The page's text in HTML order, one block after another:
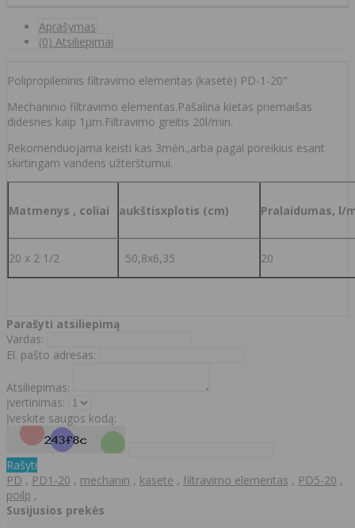
Aprašymas
(0) Atsiliepimai
Polipropileninis filtravimo elementas (kasetė) PD-1-20"
Mechaninio filtravimo elementas.Pašalina kietas priemaišas
didesnes kaip 1µm.Filtravimo greitis 20l/min.
Rekomenduojama keisti kas 3mėn.,arba pagal poreikius esant
skirtingam vandens užterštumui.
Matmenys , coliai aukštisxplotis (cm) Pralaidumas, l/
20 x 2 1/2 50,8x6,35 20
Parašyti atsiliepimą
Vardas:
El. pašto adresas:
Atsiliepimas:
Įvertinimas:
Įveskite saugos kodą:
Rašyti
PD , PD1-20 , mechanin , kasetė , filtravimo elementas , PD5-20 ,
poilp ,
Susijusios prekės